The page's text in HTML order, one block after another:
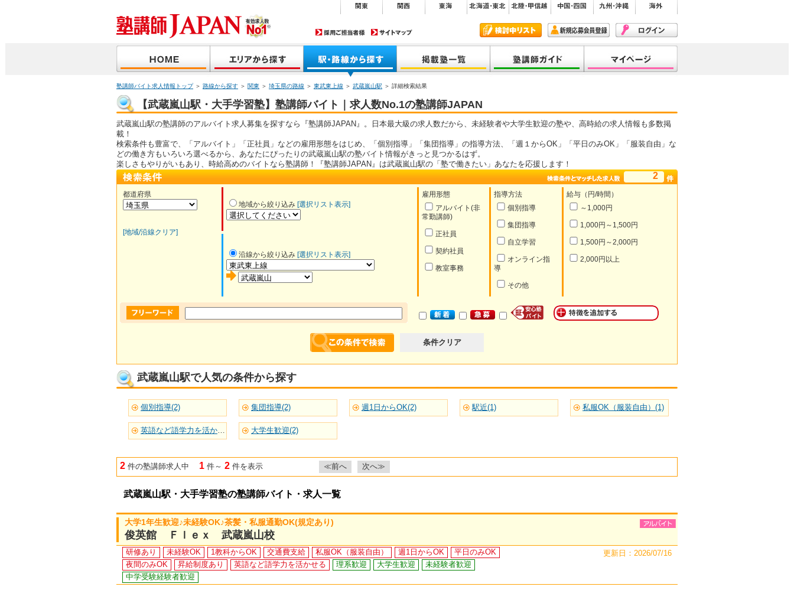
塾講師バイト求人情報トップ＞ 路線から探す ＞ 関東 ＞ 埼玉県の路線 ＞ 東武東上線 ＞ 武蔵嵐山駅 ＞ 詳細検索結果
【武蔵嵐山駅・大手学習塾】塾講師バイト｜求人数No.1の塾講師JAPAN
武蔵嵐山駅の塾講師のアルバイト求人募集を探すなら『塾講師JAPAN』。日本最大級の求人数だから、未経験者や大学生歓迎の塾や、高時給の求人情報も多数掲
載！
検索条件も豊富で、「アルバイト」「正社員」などの雇用形態をはじめ、「個別指導」「集団指導」の指導方法、「週１からOK」「平日のみOK」「服装自由」な
どの働き方もいろいろ選べるから、あなたにぴったりの武蔵嵐山駅の塾バイト情報がきっと見つかるはず。
楽しさもやりがいもあり、時給高めのバイトなら塾講師！『塾講師JAPAN』は武蔵嵐山駅の「塾で働きたい」あなたを応援します！
2
都道府県
[地域/沿線クリア]
地域から絞り込み [選択リスト表示]
雇用形態
アルバイト(非
常勤講師)
正社員
契約社員
教室事務
指導方法
個別指導
集団指導
自立学習
オンライン指
導
その他
給与（円/時間）
～1,000円
1,000円～1,500円
1,500円～2,000円
2,000円以上
沿線から絞り込み [選択リスト表示]
条件クリア
武蔵嵐山駅で人気の条件から探す
個別指導(2) 集団指導(2) 週1日からOK(2) 駅近(1) 私服OK（服装自由）(1)
英語など語学力を活かせる(1) 大学生歓迎(2)
2 件の塾講師求人中 1 件～ 2 件を表示 ≪前へ 次へ≫
武蔵嵐山駅・大手学習塾の塾講師バイト・求人一覧
大学1年生歓迎♪未経験OK♪茶髪・私服通勤OK(規定あり)
俊英館 Ｆｌｅｘ 武蔵嵐山校
研修あり 未経験OK 1教科からOK 交通費支給 私服OK（服装自由） 週1日からOK
平日のみOK
夜間のみOK
昇給制度あり 英語など語学力を活かせる 理系歓迎 大学生歓迎
未経験者歓迎
中学受験経験者歓迎
更新日：2026/07/16